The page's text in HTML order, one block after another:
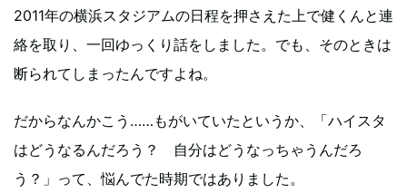
2011年の横浜スタジアムの日程を押さえた上で健くんと連
絡を取り、一回ゆっくり話をしました。でも、そのときは
断られてしまったんですよね。
だからなんかこう……もがいていたというか、「ハイスタ
はどうなるんだろう？ 自分はどうなっちゃうんだろ
う？」って、悩んでた時期ではありました。